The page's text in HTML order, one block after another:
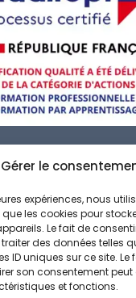
Gérer le
expériences, nous
les cookies pour
Le fait de
des données telles
ID uniques sur ce site. Le
son consentement
et fonctions.
Giscard
de Vente
(UE)